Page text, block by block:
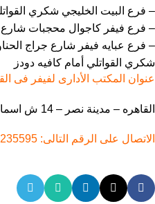
– فرع البيت الخليجي شكري
– فرع فيفر كاجوال محجبات شارع
– فرع عبايه فيفر شارع جراج
شكري القواتلي أمام كافيه دودز
عنوان المكتب الأدارى لفيفر فى
القاهره – مدينة نصر – 14 ش اسماعيل قباني بجوار ماركت سعودي
الاتصال على الرقم التالى: 040/2235595 (وليس لدينا ارقام اخرى)